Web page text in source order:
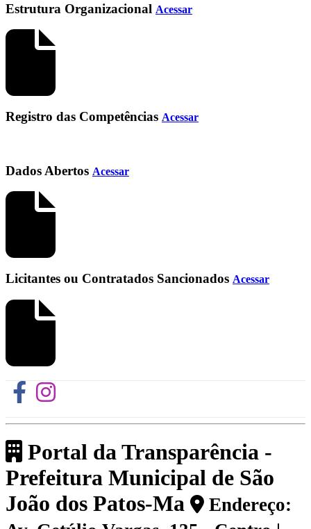
Estrutura Organizacional Acessar
Registro das Competências Acessar
Dados Abertos Acessar
Licitantes ou Contratados Sancionados Acessar
Portal da Transparência -
Prefeitura Municipal de São
João dos Patos-Ma
Endereço: